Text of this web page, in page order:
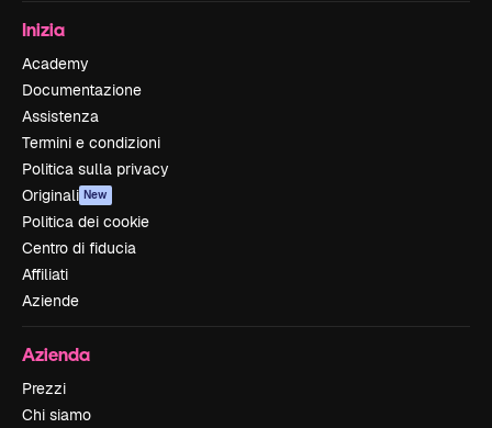
Inizia
Academy
Documentazione
Assistenza
Termini e condizioni
Politica sulla privacy
Originali New
Politica dei cookie
Centro di fiducia
Affiliati
Aziende
Azienda
Prezzi
Chi siamo